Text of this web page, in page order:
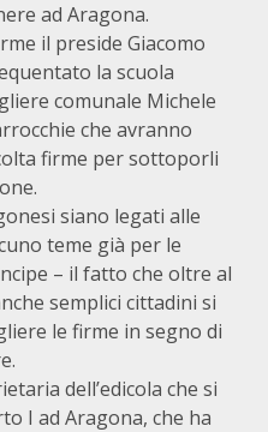
ad Aragona.
il preside Giacomo
la scuola
comunale Michele
che avranno
firme per sottoporli
siano legati alle
teme già per le
– il fatto che oltre al
semplici cittadini si
le firme in segno di
dell’edicola che si
I ad Aragona, che ha